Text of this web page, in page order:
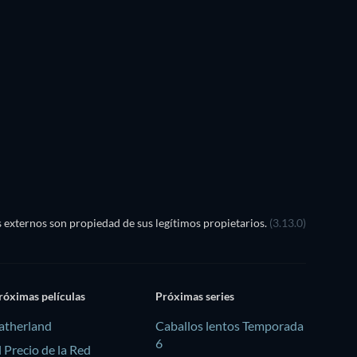
son propiedad de sus legítimos propietarios. (3.13.0)
películas
Precio de la Red
Próximas series
Caballos lentos Temporada
6